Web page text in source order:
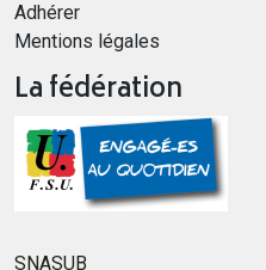
Adhérer
Mentions légales
La fédération
SNASUB